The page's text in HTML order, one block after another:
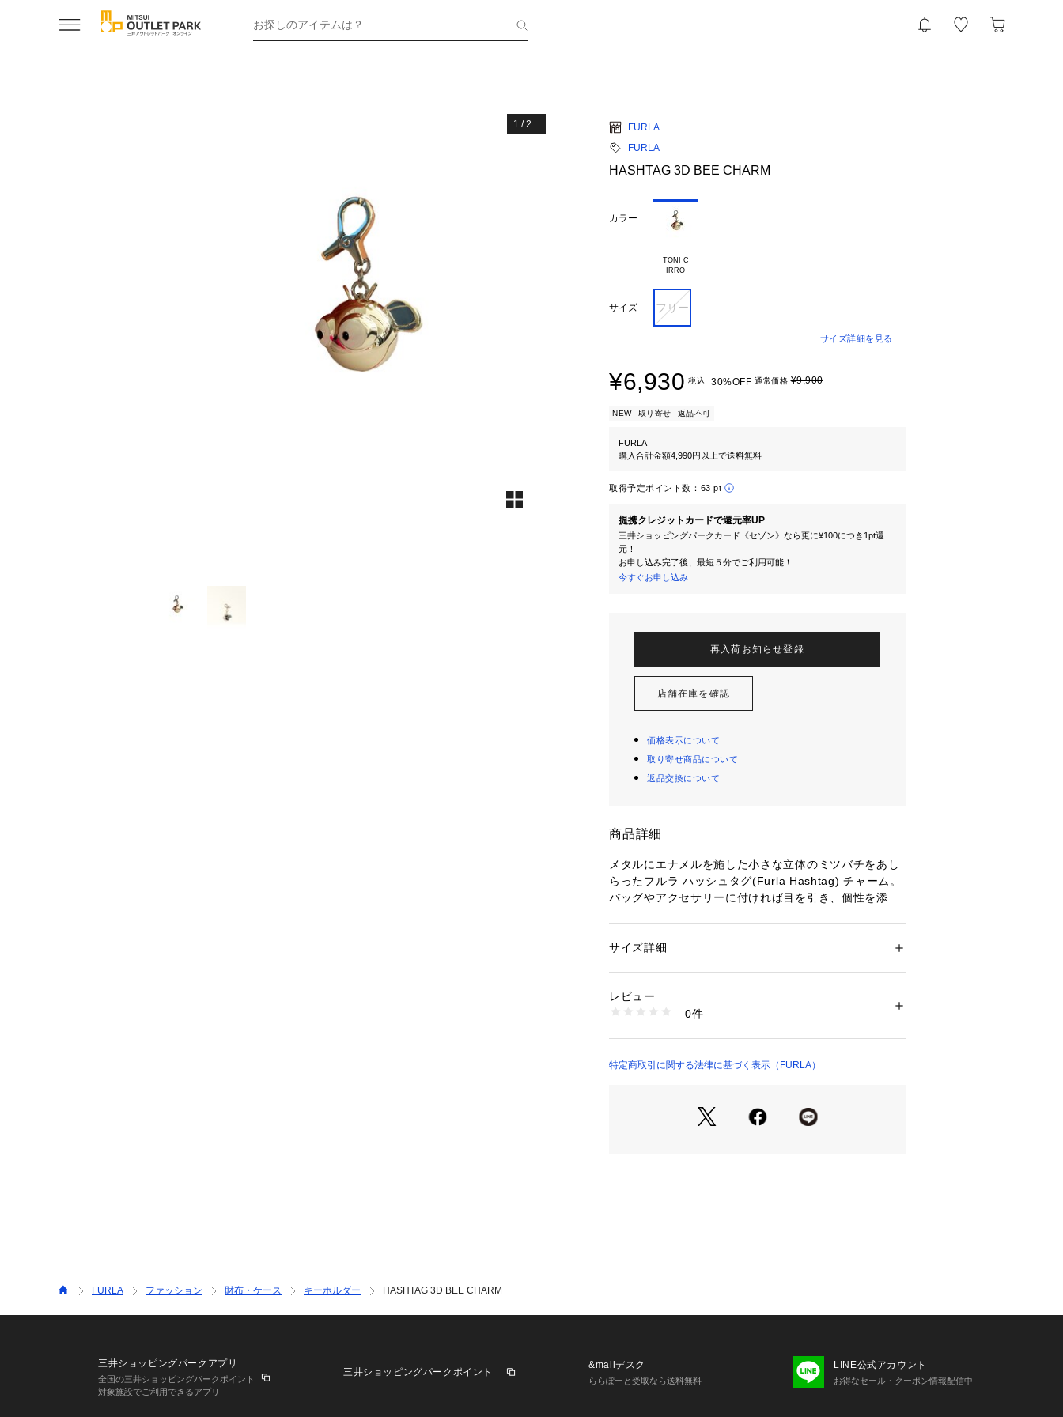
お探しのアイテムは？
1 /2
FURLA
FURLA
HASHTAG 3D BEE CHARM
カラー
TONI C
サイズ フリー
サイズ詳細を見る
¥6,930 税込 30%OFF 通常価格¥9,900
NEW 取り寄せ 返品不可
FURLA
購入合計金額4,990円以上で送料無料
取得予定ポイント数： 63 pt
提携クレジットカードで還元率UP
三井ショッピングパークカード《セゾン》なら更に¥100につき1pt還
元！
お申し込み完了後、最短５分でご利用可能！
今すぐお申し込み
再入荷お知らせ登録
店舗在庫を確認
価格表示について
取り寄せ商品について
返品交換について
商品詳細
メタルにエナメルを施した小さな立体のミツバチをあし
らったフルラ ハッシュタグ(Furla Hashtag) チャーム。
バッグやアクセサリーに付ければ目を引き、個性を添え
- メタル製スナップフック
【お読みください】
・初期不良の場合を除き、アウトレット商品の返品、交
でご了承ください。
性別：レディース
商品番号：
WK00328MES000 （ショップ）
サイズ詳細
レビュー
0件
特定商取引に関する法律に基づく表示（FURLA）
FURLA ファッション 財布・ケース キーホルダー HASHTAG 3D BEE CHARM
三井ショッピングパークアプリ
全国の三井ショッピングパークポイント
対象施設でご利用できるアプリ
三井ショッピングパークポイント
&mallデスク
ららぽーと受取なら送料無料
LINE公式アカウント
お得なセール・クーポン情報配信中